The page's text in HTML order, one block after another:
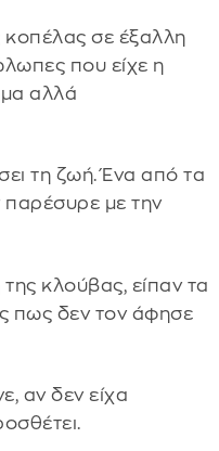
κοπέλας σε έξαλλη
που είχε η
αλλά
τη ζωή. Ένα από τα
παρέσυρε με την
κλούβας, είπαν τα
πως δεν τον άφησε
αν δεν είχα